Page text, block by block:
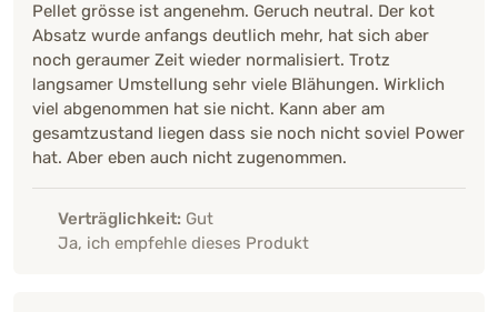
Pellet grösse ist angenehm. Geruch neutral. Der kot
Absatz wurde anfangs deutlich mehr, hat sich aber
noch geraumer Zeit wieder normalisiert. Trotz
langsamer Umstellung sehr viele Blähungen. Wirklich
viel abgenommen hat sie nicht. Kann aber am
gesamtzustand liegen dass sie noch nicht soviel Power
hat. Aber eben auch nicht zugenommen.
Verträglichkeit: Gut
Ja, ich empfehle dieses Produkt